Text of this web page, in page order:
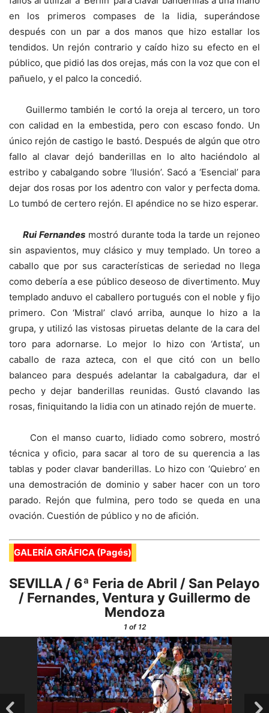
en los primeros compases de la lidia, superándose
después con un par a dos manos que hizo estallar los
tendidos. Un rejón contrario y caído hizo su efecto en el
público, que pidió las dos orejas, más con la voz que con el
pañuelo, y el palco la concedió.
Guillermo también le cortó la oreja al tercero, un toro
con calidad en la embestida, pero con escaso fondo. Un
único rejón de castigo le bastó. Después de algún que otro
fallo al clavar dejó banderillas en lo alto haciéndolo al
estribo y cabalgando sobre ‘Ilusión’. Sacó a ‘Esencial’ para
dejar dos rosas por los adentro con valor y perfecta doma.
Lo tumbó de certero rejón. El apéndice no se hizo esperar.
Rui Fernandes mostró durante toda la tarde un rejoneo
sin aspavientos, muy clásico y muy templado. Un toreo a
caballo que por sus características de seriedad no llega
como debería a ese público deseoso de divertimento. Muy
templado anduvo el caballero portugués con el noble y fijo
primero. Con ‘Mistral’ clavó arriba, aunque lo hizo a la
grupa, y utilizó las vistosas piruetas delante de la cara del
toro para adornarse. Lo mejor lo hizo con ‘Artista’, un
caballo de raza azteca, con el que citó con un bello
balanceo para después adelantar la cabalgadura, dar el
pecho y dejar banderillas reunidas. Gustó clavando las
rosas, finiquitando la lidia con un atinado rejón de muerte.
Con el manso cuarto, lidiado como sobrero, mostró
técnica y oficio, para sacar al toro de su querencia a las
tablas y poder clavar banderillas. Lo hizo con ‘Quiebro’ en
una demostración de dominio y saber hacer con un toro
parado. Rejón que fulmina, pero todo se queda en una
ovación. Cuestión de público y no de afición.
GALERÍA GRÁFICA (Pagés)
SEVILLA / 6ª Feria de Abril / San Pelayo
/ Fernandes, Ventura y Guillermo de
Mendoza
1of 12